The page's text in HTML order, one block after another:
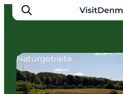
Inspiration
Naturgebiete